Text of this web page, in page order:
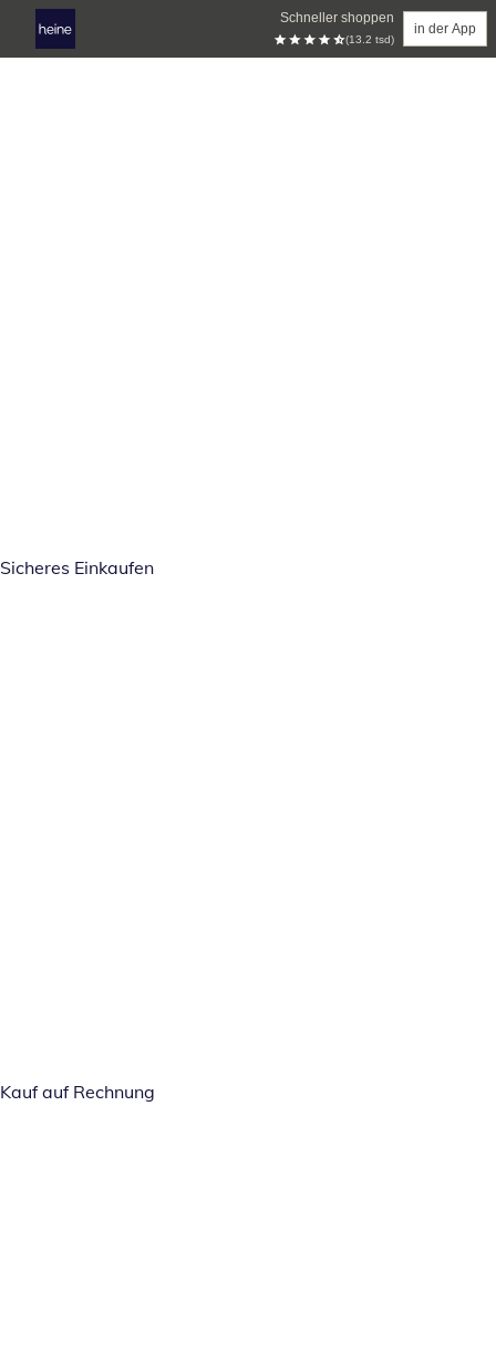
Schneller shoppen
(13.2 tsd)
in der App
Sicheres Einkaufen
Kauf auf Rechnung